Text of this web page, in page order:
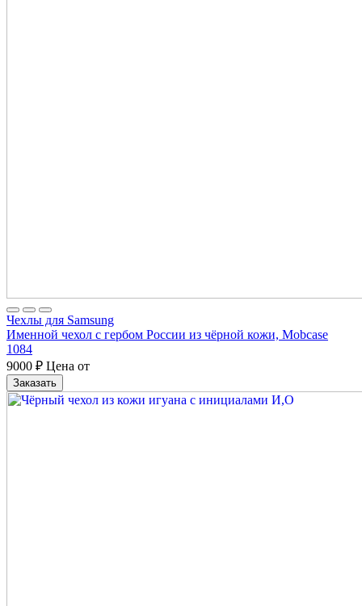
Чехлы для Samsung
Именной чехол с гербом России из чёрной кожи, Mobcase
1084
9000 ₽ Цена от
Заказать